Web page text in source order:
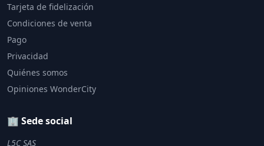
Tarjeta de fidelización
Condiciones de venta
Pago
Privacidad
Quiénes somos
Opiniones WonderCity
🏢 Sede social
L5C SAS